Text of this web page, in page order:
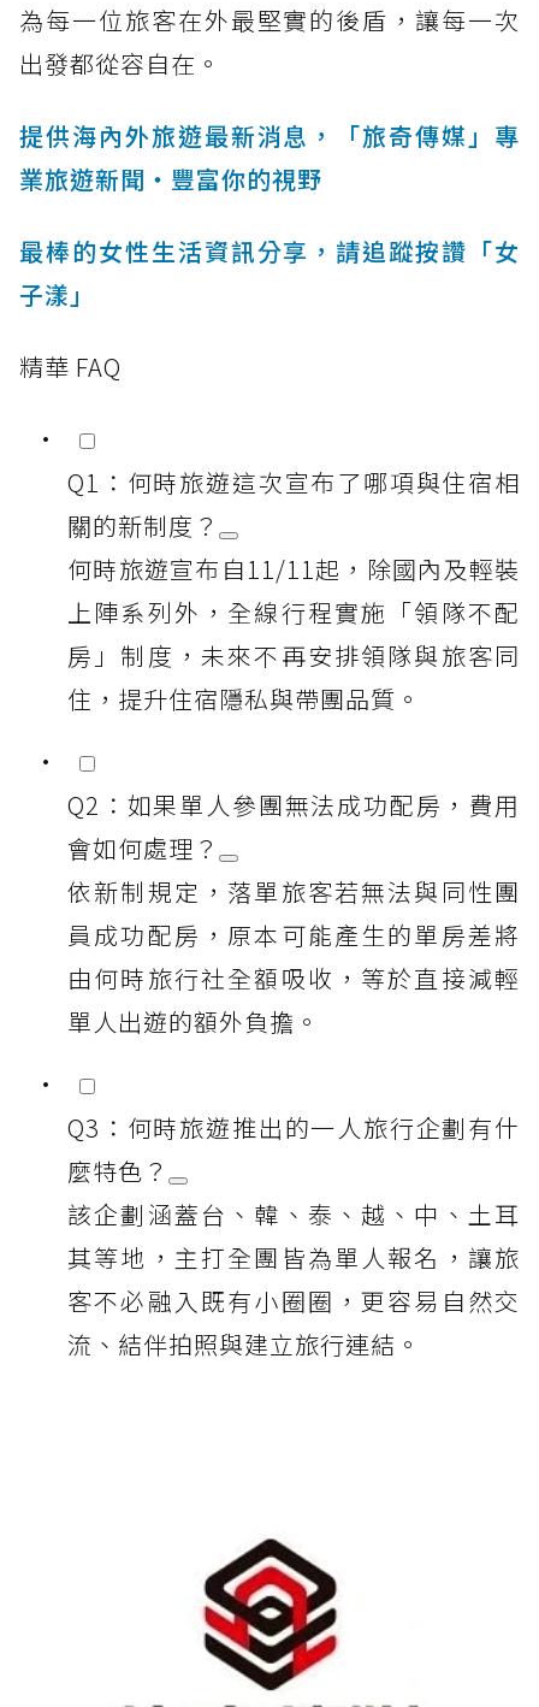
為每一位旅客在外最堅實的後盾，讓每一次
出發都從容自在。
提供海內外旅遊最新消息，「旅奇傳媒」專
業旅遊新聞‧豐富你的視野
最棒的女性生活資訊分享，請追蹤按讚「女
子漾」
精華 FAQ
Q1：何時旅遊這次宣布了哪項與住宿相
關的新制度？
何時旅遊宣布自11/11起，除國內及輕裝
上陣系列外，全線行程實施「領隊不配
房」制度，未來不再安排領隊與旅客同
住，提升住宿隱私與帶團品質。
Q2：如果單人參團無法成功配房，費用
會如何處理？
依新制規定，落單旅客若無法與同性團
員成功配房，原本可能產生的單房差將
由何時旅行社全額吸收，等於直接減輕
單人出遊的額外負擔。
Q3：何時旅遊推出的一人旅行企劃有什
麼特色？
該企劃涵蓋台、韓、泰、越、中、土耳
其等地，主打全團皆為單人報名，讓旅
客不必融入既有小圈圈，更容易自然交
流、結伴拍照與建立旅行連結。